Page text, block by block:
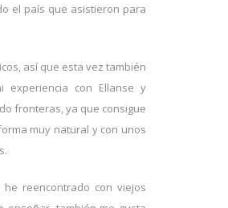
el país que asistieron para
así que esta vez también
experiencia con Ellanse y
fronteras, ya que consigue
muy natural y con unos
reencontrado con viejos